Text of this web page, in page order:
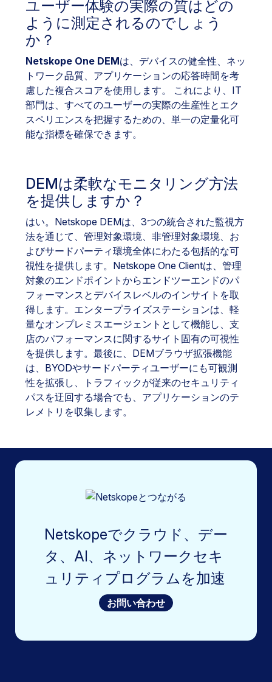
ユーザー体験の実際の質はどの
ように測定されるのでしょう
か？
Netskope One DEMは、デバイスの健全性、ネッ
トワーク品質、アプリケーションの応答時間を考
慮した複合スコアを使用します。 これにより、IT
部門は、すべてのユーザーの実際の生産性とエク
スペリエンスを把握するための、単一の定量化可
能な指標を確保できます。
DEMは柔軟なモニタリング方法
を提供しますか？
はい。Netskope DEMは、3つの統合された監視方
法を通じて、管理対象環境、非管理対象環境、お
よびサードパーティ環境全体にわたる包括的な可
視性を提供します。Netskope One Clientは、管理
対象のエンドポイントからエンドツーエンドのパ
フォーマンスとデバイスレベルのインサイトを取
得します。エンタープライズステーションは、軽
量なオンプレミスエージェントとして機能し、支
店のパフォーマンスに関するサイト固有の可視性
を提供します。最後に、DEMブラウザ拡張機能
は、BYODやサードパーティユーザーにも可観測
性を拡張し、トラフィックが従来のセキュリティ
パスを迂回する場合でも、アプリケーションのテ
レメトリを収集します。
Netskopeでクラウド、デー
タ、AI、ネットワークセキ
ュリティプログラムを加速
お問い合わせ